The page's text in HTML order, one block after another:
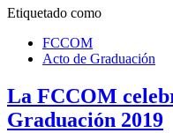
Etiquetado como
FCCOM
Acto de Graduación
La FCCOM
Graduación 2019